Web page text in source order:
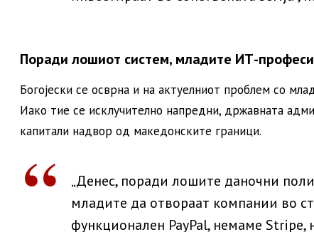
Поради лошиот систем, младите ИТ-
Богојески се осврна и на актуелниот проблем со
Иако тие се исклучително напредни, државната
капитали надвор од македонските граници.
„Денес, поради лошите даночни
младите да отвораат компании во
функционален PayPal, немаме